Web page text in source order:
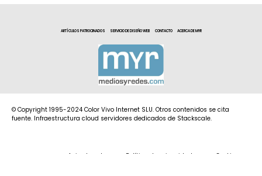
ARTÍCULOS PATROCINADOS SERVICIO DE DISEÑO WEB CONTACTO ACERCA DE MYR
© Copyright 1995-2024 Color Vivo Internet SLU. Otros contenidos se cita
fuente. Infraestructura cloud servidores dedicados de Stackscale.
Aviso Legal Política de privacidad Cookies